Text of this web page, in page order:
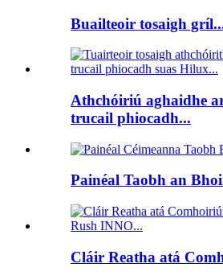
Buailteoir tosaigh
Athchóiriú aghaidhe
trucail phiocadh...
Painéal Taobh an
Cláir Reatha atá